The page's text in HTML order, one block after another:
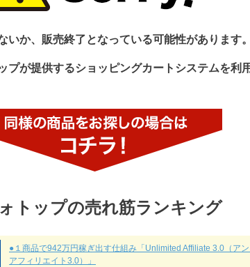
いか、販売終了となっている可能性があります。
プが提供するショッピングカートシステムを利
トップの売れ筋ランキング
●１商品で942万円稼ぎ出す仕組み「Unlimited Affiliate 3.0（ア
アフィリエイト3.0）」